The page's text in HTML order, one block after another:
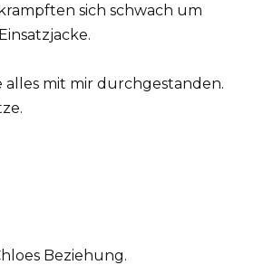
sich schwach um
alles mit mir durchgestanden.
Beziehung.